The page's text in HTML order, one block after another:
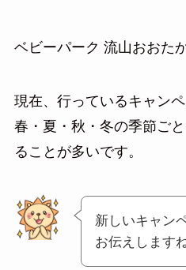
ベビーパーク 流山おおた
現在、行っているキャン
春・夏・秋・冬の季節ご
ることが多いです。
新しいキャン
お伝えします